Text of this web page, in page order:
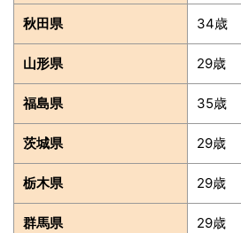
秋田県 34歳
山形県 29歳
福島県 35歳
茨城県 29歳
栃木県 29歳
群馬県 29歳